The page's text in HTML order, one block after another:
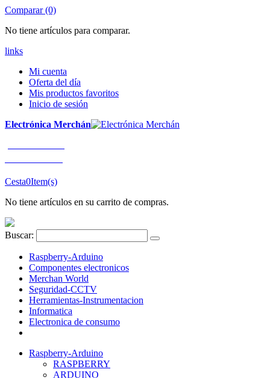
Comparar (0)
No tiene artículos para comparar.
links
Mi cuenta
Oferta del día
Mis productos favoritos
Inicio de sesión
Electrónica Merchán
Cesta0Item(s)
No tiene artículos en su carrito de compras.
Buscar:
Raspberry-Arduino
Componentes electronicos
Merchan World
Seguridad-CCTV
Herramientas-Instrumentacion
Informatica
Electronica de consumo
Raspberry-Arduino
RASPBERRY
ARDUINO